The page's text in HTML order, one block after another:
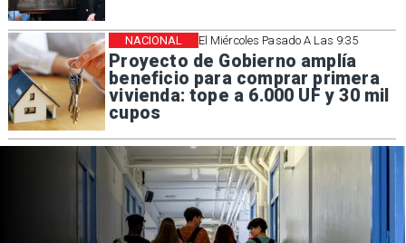
El Miércoles Pasado A Las 9:35
Proyecto de Gobierno amplía
beneficio para comprar primera
vivienda: tope a 6.000 UF y 30 mil
cupos
NACIONAL